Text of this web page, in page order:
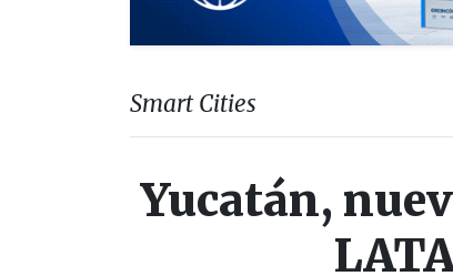
Smart Cities
Yucatán,